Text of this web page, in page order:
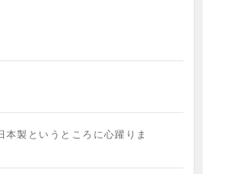
製というところに心躍りま